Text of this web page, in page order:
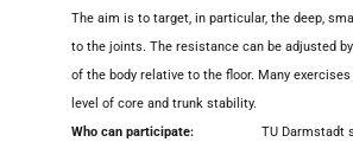
The aim is to target, in particular, the deep,
to the joints. The resistance can be adjusted
of the body relative to the floor. Many
level of core and trunk stability.
Who can participate:
TU Darmstadt